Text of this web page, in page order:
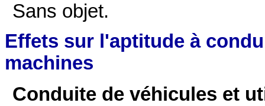
Sans objet.
Effets sur l'aptitude à
machines
Conduite de véhicules et